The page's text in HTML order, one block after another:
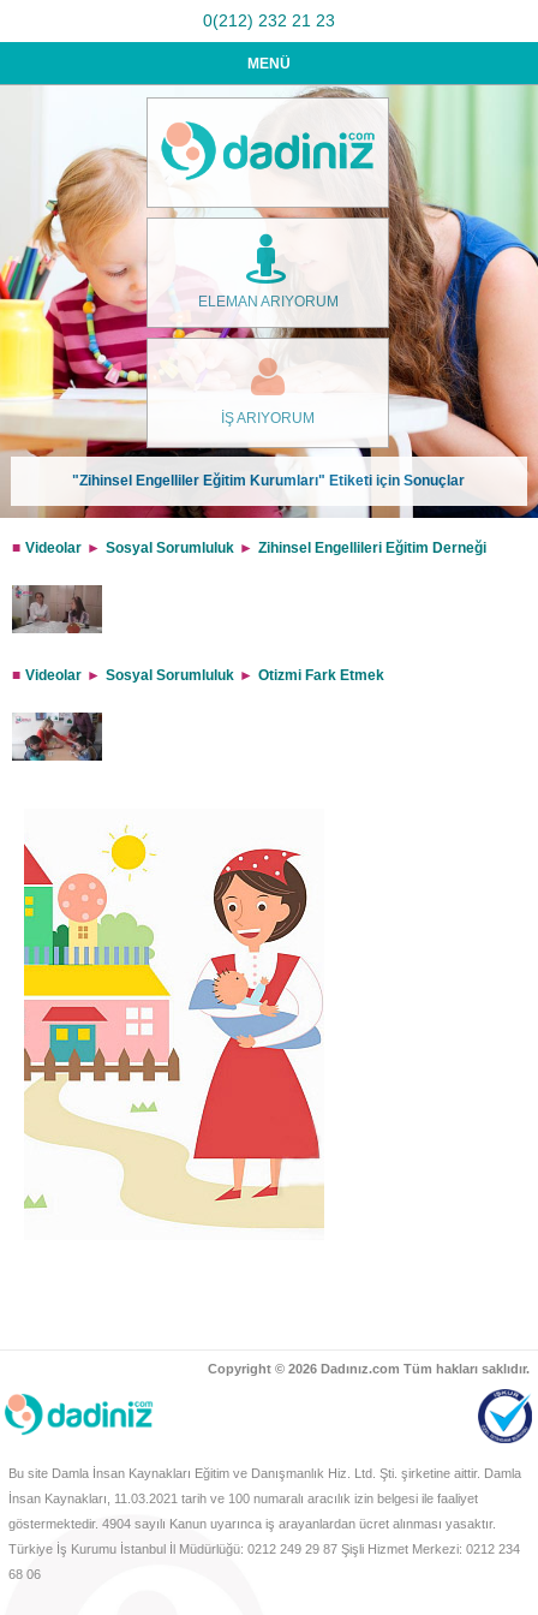
0(212) 232 21 23
MENÜ
ELEMAN ARIYORUM
İŞ ARIYORUM
"Zihinsel Engelliler Eğitim Kurumları" Etiketi için Sonuçlar
Videolar Sosyal Sorumluluk Zihinsel Engellileri Eğitim Derneği
Videolar Sosyal Sorumluluk Otizmi Fark Etmek
Copyright © 2026 Dadınız.com Tüm hakları saklıdır.
Bu site Damla İnsan Kaynakları Eğitim ve Danışmanlık Hiz. Ltd. Şti. şirketine aittir. Damla
İnsan Kaynakları, 11.03.2021 tarih ve 100 numaralı aracılık izin belgesi ile faaliyet
göstermektedir. 4904 sayılı Kanun uyarınca iş arayanlardan ücret alınması yasaktır.
Türkiye İş Kurumu İstanbul İl Müdürlüğü: 0212 249 29 87 Şişli Hizmet Merkezi: 0212 234
68 06